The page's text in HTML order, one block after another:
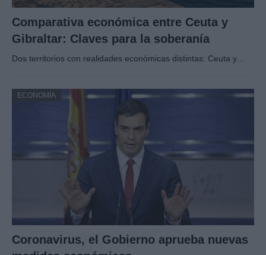
Comparativa económica entre Ceuta y
Gibraltar: Claves para la soberanía
Dos territorios con realidades económicas distintas: Ceuta y…
ECONOMÍA
Coronavirus, el Gobierno aprueba nuevas